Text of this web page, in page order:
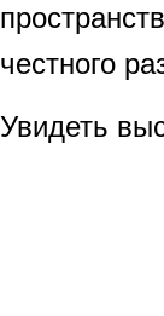
честного
Увидеть